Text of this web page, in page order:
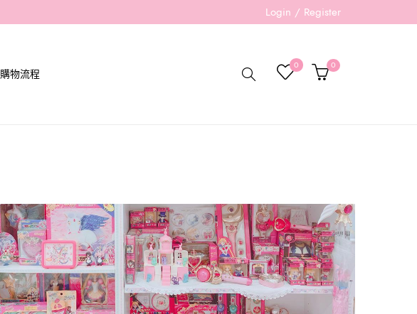
Login / Register
購物流程
0 0